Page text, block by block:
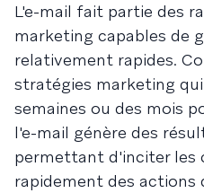
L'e-mail fait partie des
marketing capables de
relativement rapides.
stratégies marketing
semaines ou des mois
l'e-mail génère des
permettant d'inciter les
rapidement des actions